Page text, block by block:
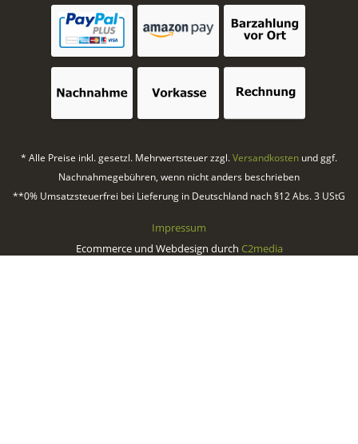
* Alle Preise inkl. gesetzl. Mehrwertsteuer zzgl.Versandkosten und ggf.
Nachnahmegebühren, wenn nicht anders beschrieben
**0% Umsatzsteuerfrei bei Lieferung in Deutschland nach §12 Abs. 3 UStG
Impressum
Ecommerce und Webdesign durch C2media